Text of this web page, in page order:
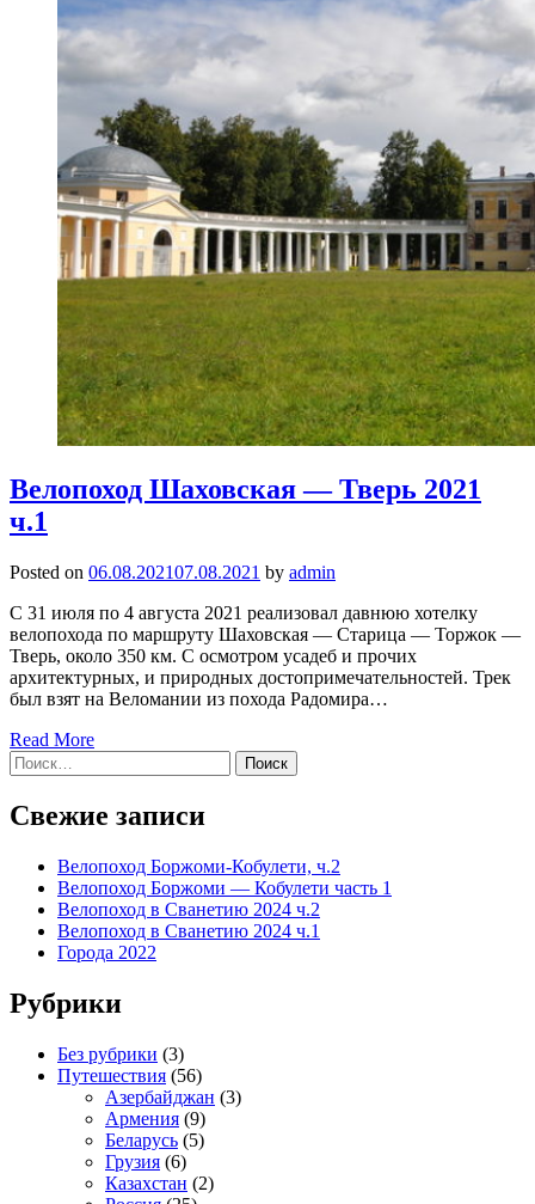
Велопоход Шаховская — Тверь 2021
ч.1
Posted on 06.08.202107.08.2021 by admin
С 31 июля по 4 августа 2021 реализовал давнюю хотелку
велопохода по маршруту Шаховская — Старица — Торжок —
Тверь, около 350 км. С осмотром усадеб и прочих
архитектурных, и природных достопримечательностей. Трек
был взят на Веломании из похода Радомира…
Read More
Найти:
Свежие записи
Велопоход Боржоми-Кобулети, ч.2
Велопоход Боржоми — Кобулети часть 1
Велопоход в Сванетию 2024 ч.2
Велопоход в Сванетию 2024 ч.1
Города 2022
Рубрики
Без рубрики (3)
Путешествия (56)
Азербайджан (3)
Армения (9)
Беларусь (5)
Грузия (6)
Казахстан (2)